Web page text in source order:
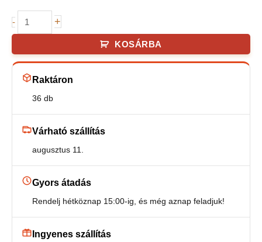
-
Karácsonyi
girland
270
cm
gyöngyház
+
KOSÁRBA
Raktáron
36 db
Várható szállítás
augusztus 11.
Gyors átadás
Rendelj hétköznap 15:00-ig, és még aznap feladjuk!
Ingyenes szállítás